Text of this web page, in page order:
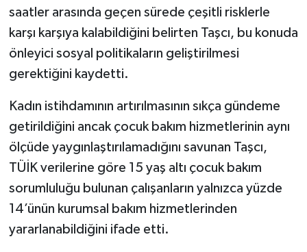
saatler arasında geçen sürede çeşitli risklerle
karşı karşıya kalabildiğini belirten Taşcı, bu konuda
önleyici sosyal politikaların geliştirilmesi
gerektiğini kaydetti.
Kadın istihdamının artırılmasının sıkça gündeme
getirildiğini ancak çocuk bakım hizmetlerinin aynı
ölçüde yaygınlaştırılamadığını savunan Taşcı,
TÜİK verilerine göre 15 yaş altı çocuk bakım
sorumluluğu bulunan çalışanların yalnızca yüzde
14’ünün kurumsal bakım hizmetlerinden
yararlanabildiğini ifade etti.